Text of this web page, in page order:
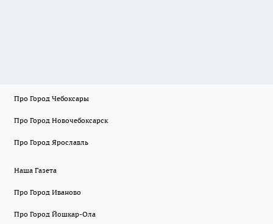
Про Город Чебоксары
Про Город Новочебоксарск
Про Город Ярославль
Наша Газета
Про Город Иваново
Про Город Йошкар-Ола